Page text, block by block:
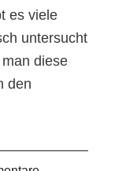
es viele
untersucht
diese
den